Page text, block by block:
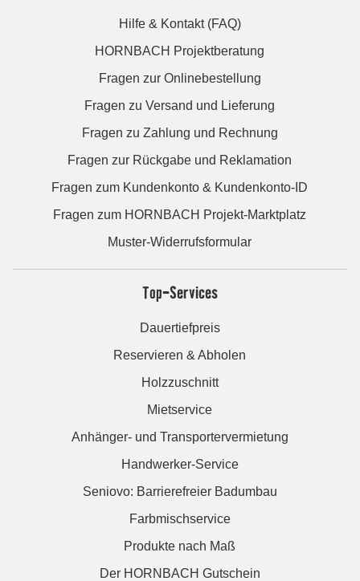
Hilfe & Kontakt (FAQ)
HORNBACH Projektberatung
Fragen zur Onlinebestellung
Fragen zu Versand und Lieferung
Fragen zu Zahlung und Rechnung
Fragen zur Rückgabe und Reklamation
Fragen zum Kundenkonto & Kundenkonto-ID
Fragen zum HORNBACH Projekt-Marktplatz
Muster-Widerrufsformular
Top-Services
Dauertiefpreis
Reservieren & Abholen
Holzzuschnitt
Mietservice
Anhänger- und Transportervermietung
Handwerker-Service
Seniovo: Barrierefreier Badumbau
Farbmischservice
Produkte nach Maß
Der HORNBACH Gutschein